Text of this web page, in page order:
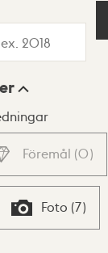
Föremål (0)
Foto (7)